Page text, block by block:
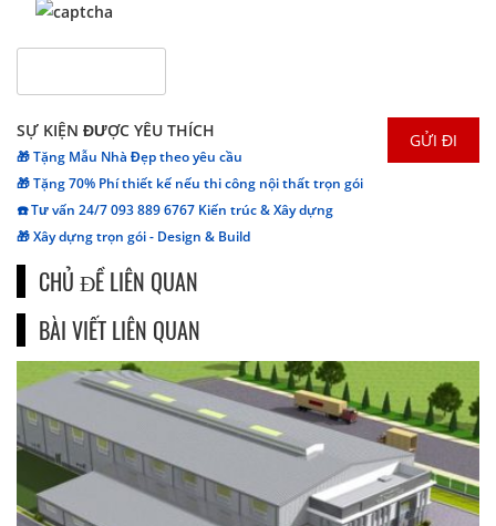
SỰ KIỆN ĐƯỢC YÊU THÍCH
🎁 Tặng Mẫu Nhà Đẹp theo yêu cầu
🎁 Tặng 70% Phí thiết kế nếu thi công nội thất trọn gói
☎️ Tư vấn 24/7 093 889 6767 Kiến trúc & Xây dựng
🎁 Xây dựng trọn gói - Design & Build
CHỦ ĐỀ LIÊN QUAN
BÀI VIẾT LIÊN QUAN